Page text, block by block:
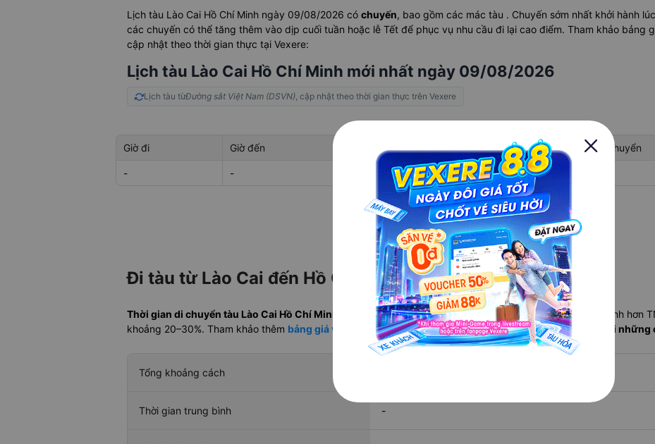
Lịch tàu Lào Cai Hồ Chí Minh ngày 09/08/2026 có chuyến, bao gồm các mác tàu . Chuyến sớm nhất khởi hành lúc
các chuyến có thể tăng thêm vào dịp cuối tuần hoặc lễ Tết để phục vụ nhu cầu đi lại cao điểm. Tham khảo bảng
cập nhật theo thời gian thực tại Vexere:
Lịch tàu Lào Cai Hồ Chí Minh mới nhất ngày 09/08/2026
Lịch tàu từĐường sắt Việt Nam (DSVN), cập nhật theo thời gian thực trên Vexere
Giờ đi Giờ đến Mã tàu Giá vé Di chuyển
- - -
Xem giờ tàu cho những ngày khác
Đi tàu từ Lào Cai đến Hồ Chí Minh mất bao lâu?
Thời gian di chuyển tàu Lào Cai Hồ Chí Minh trung bình. Mác tàu SE (Thống Nhất tốc hành) thường nhanh hơn
khoảng 20–30%. Tham khảo thêm bảng giá và lịch chạy vé tàu hỏa các tuyếntrên Vexere để so sánh với những
Tổng khoảng cách
Thời gian trung bình -